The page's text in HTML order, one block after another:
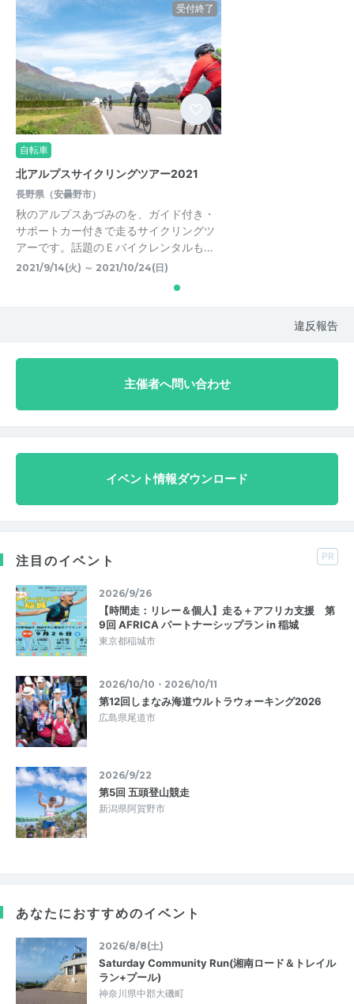
受付終了
自転車
北アルプスサイクリングツアー2021
長野県（安曇野市）
秋のアルプスあづみのを、ガイド付き・
サポートカー付きで走るサイクリングツ
アーです。話題のＥバイクレンタルも…
2021/9/14(火) ～ 2021/10/24(日)
違反報告
主催者へ問い合わせ
イベント情報ダウンロード
注目のイベント PR
2026/9/26
【時間走：リレー＆個人】走る＋アフリカ支援 第
9回 AFRICA パートナーシップラン in 稲城
東京都稲城市
2026/10/10・2026/10/11
第12回しまなみ海道ウルトラウォーキング2026
広島県尾道市
2026/9/22
第5回 五頭登山競走
新潟県阿賀野市
あなたにおすすめのイベント
2026/8/8(土)
Saturday Community Run(湘南ロード＆トレイル
ラン+プール)
神奈川県中郡大磯町